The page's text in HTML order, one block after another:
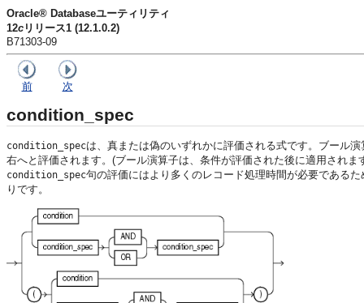
Oracle® Databaseユーティリティ
12c リリース1 (12.1.0.2)
B71303-09
前 次
condition_spec
condition_specは、真または偽のいずれかに評価される式です。ブール
右へと評価されます。(ブール演算子は、条件が評価された後に適用され
condition_spec句の評価にはより多くのレコード処理時間が必要である
りです。